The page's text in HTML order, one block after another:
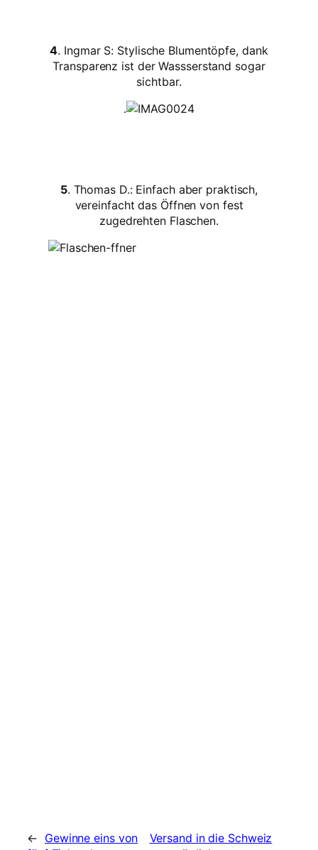
4. Ingmar S: Stylische Blumentöpfe, dank
Transparenz ist der Wassserstand sogar
sichtbar.
.
5. Thomas D.: Einfach aber praktisch,
vereinfacht das Öffnen von fest
zugedrehten Flaschen.
← Gewinne eins von
Versand in die Schweiz